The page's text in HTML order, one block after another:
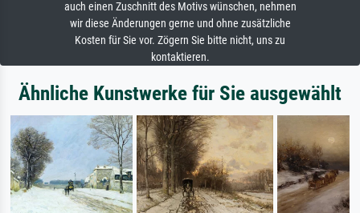
auch einen Zuschnitt des Motivs wünschen, nehmen
wir diese Änderungen gerne und ohne zusätzliche
Kosten für Sie vor. Zögern Sie bitte nicht, uns zu
kontaktieren.
Ähnliche Kunstwerke für Sie ausgewählt